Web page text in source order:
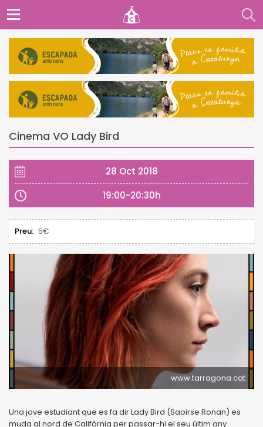
Cinema VO Lady Bird
28 Oct 2018
19:00-20:30h
Preu: 5€
www.tarragona.cat
Una jove estudiant que es fa dir Lady Bird (Saoirse Ronan) es
muda al nord de Califòrnia per passar-hi el seu últim any